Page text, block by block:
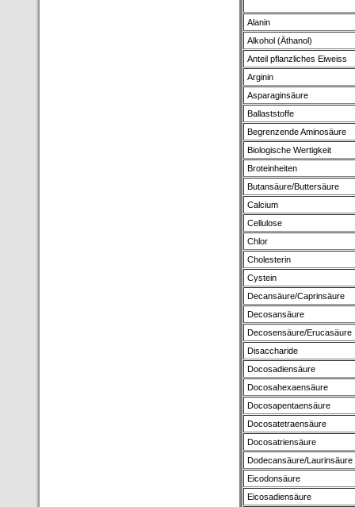
Alanin
Alkohol (Äthanol)
Anteil pflanzliches Eiweiss
Arginin
Asparaginsäure
Ballaststoffe
Begrenzende Aminosäure
Biologische Wertigkeit
Broteinheiten
Butansäure/Buttersäure
Calcium
Cellulose
Chlor
Cholesterin
Cystein
Decansäure/Caprinsäure
Decosansäure
Decosensäure/Erucasäure
Disaccharide
Docosadiensäure
Docosahexaensäure
Docosapentaensäure
Docosatetraensäure
Docosatriensäure
Dodecansäure/Laurinsäure
Eicodonsäure
Eicosadiensäure